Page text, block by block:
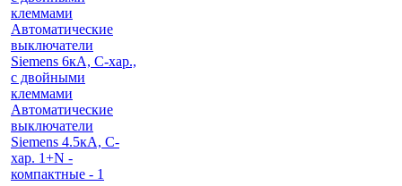
клеммами
Автоматические
выключатели
Siemens 6кА, C-хар.,
с двойными
клеммами
Автоматические
выключатели
Siemens 4.5кА, C-
хар. 1+N -
компактные - 1